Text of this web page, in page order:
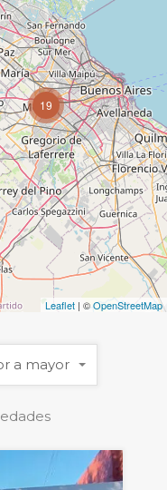
19
Leaflet | ©OpenStreetMap
a mayor